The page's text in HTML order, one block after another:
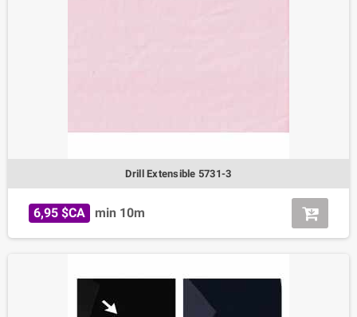
Drill Extensible 5731-3
6,95 $CA min 10m